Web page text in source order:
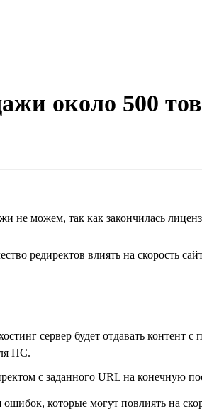
около 500
не можем, так как закончилась
редиректов влиять на скорость
сервер будет отдавать контент
ПС.
с заданного URL на конечную
которые могут повлиять на